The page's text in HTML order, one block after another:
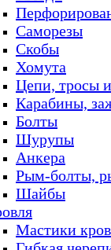
Саморезы
Скобы
Хомута
Цепи, тросы
Карабины,
Болты
Шурупы
Анкера
Рым-болты,
Шайбы
Мастики